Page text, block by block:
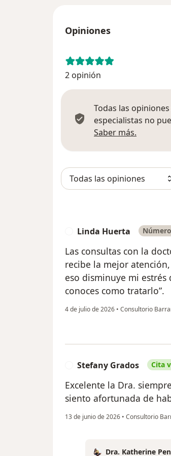
Opiniones
2 opinión
Todas las
especialistas no
Saber más.
Linda Huerta
Las consultas con la
recibe la mejor
eso disminuye mi estrés
conoces como tratarlo”.
4 de julio de 2026 • Consultorio
Stefany Grados Cita
Excelente la Dra.
siento afortunada de
13 de junio de 2026 • Consultorio
Dra. Katherine